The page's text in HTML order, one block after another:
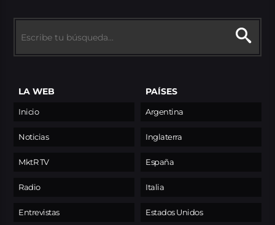
LA WEB
Inicio
Noticias
MktR TV
Radio
Entrevistas
PAÍSES
Argentina
Inglaterra
España
Italia
Estados Unidos